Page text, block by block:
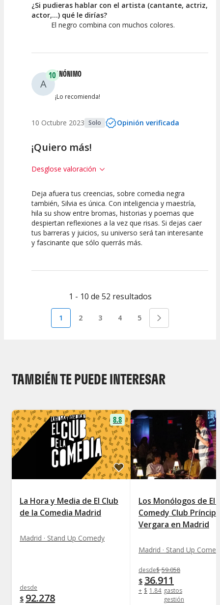
¿Si pudieras hablar con el artista (cantante, actriz,
actor,...) qué le dirías?
El negro combina con muchos colores.
A
10ANÓNIMO
¡Lo recomienda!
10 Octubre 2023 Solo Opinión verificada
¡Quiero más!
Desglose valoración
10
Calidad del
Espectáculo
10
Puesta en
Escena
10
Interpretación
artística
Deja afuera tus creencias, sobre comedia negra
también, Silvia es única. Con inteligencia y maestría,
hila su show entre bromas, historias y poemas que
despiertan reflexiones a la vez que risas. Si dejas caer
tus barreras y juicios, su universo será tan interesante
y fascinante que sólo querrás más.
1 - 10 de 52 resultados
1 2 3 4 5
TAMBIÉN TE PUEDE INTERESAR
8.8
La Hora y Media de El Club
de la Comedia Madrid
Madrid · Stand Up Comedy
desde
$ 92.278
Los Monólogos de El
Comedy Club
Vergara en Madrid
Madrid · Stand Up
desde$ 59.058
$ 36.911
+ $ 1.845 gastos
gestión